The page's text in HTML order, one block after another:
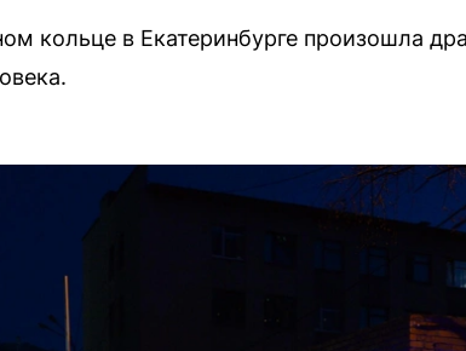
кольце в Екатеринбурге произошла